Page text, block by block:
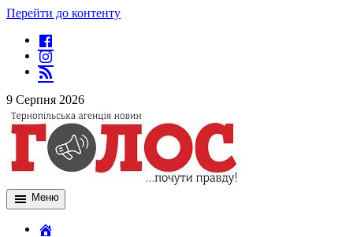
Перейти до контенту
9 Серпня 2026
Меню